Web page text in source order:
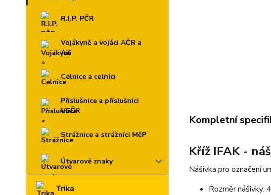
R.I.P. PČR
Vojákyně a vojáci AČR a
AZ
Celnice a celníci
Příslušnice a příslušníci
VSČR
Strážnice a strážníci MěP
Útvarové znaky
Trika
Kompletní
Kříž IFAK -
Nášivka pro označení
Rozměr nášivky: